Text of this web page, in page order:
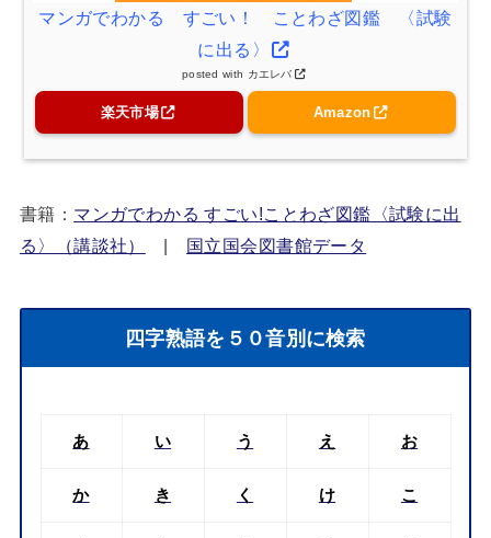
マンガでわかる すごい！ ことわざ図鑑 〈試験
に出る〉
posted with カエレバ
楽天市場 Amazon
書籍： マンガでわかる すごい!ことわざ図鑑〈試験に出
る〉（講談社）
国立国会図書館データ
四字熟語を５０音別に検索
あ い う え お
か き く け こ